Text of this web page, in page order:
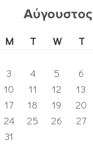
Αύγουστος
M T W T
3 4 5 6
10 11 12 13
17 18 19 20
24 25 26 27
31